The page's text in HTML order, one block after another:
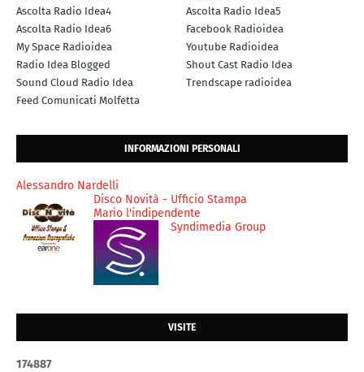
Ascolta Radio Idea4
Ascolta Radio Idea5
Ascolta Radio Idea6
Facebook Radioidea
My Space Radioidea
Youtube Radioidea
Radio Idea Blogged
Shout Cast Radio Idea
Sound Cloud Radio Idea
Trendscape radioidea
Feed Comunicati Molfetta
INFORMAZIONI PERSONALI
Alessandro Nardelli
Disco Novità - Ufficio Stampa
Mario l'indipendente
Syndimedia Group
VISITE
174887